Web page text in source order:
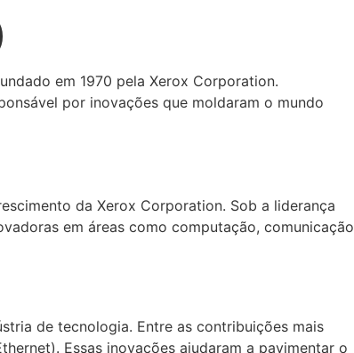
em 1970 pela Xerox Corporation.
por inovações que moldaram o mundo
da Xerox Corporation. Sob a liderança
em áreas como computação, comunicação
de tecnologia. Entre as contribuições mais
Essas inovações ajudaram a pavimentar o